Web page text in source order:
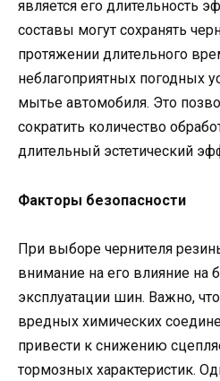
является его длительность
составы могут сохранять
протяжении длительного
неблагоприятных погодных
мытье автомобиля. Это
сократить количество
длительный эстетический
Факторы безопасности
При выборе чернителя
внимание на его влияние на
эксплуатации шин. Важно,
вредных химических
привести к снижению
тормозных характеристик.